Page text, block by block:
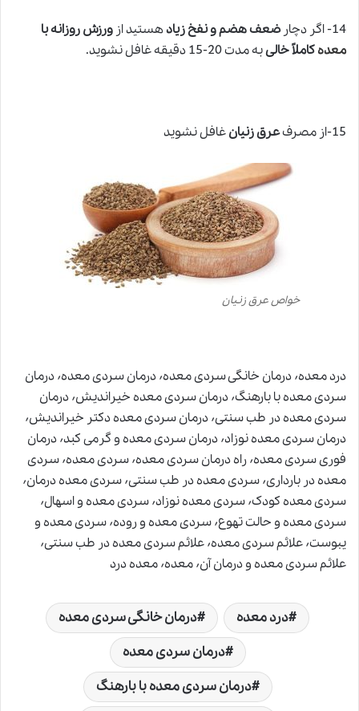
14- اگر دچار ضعف هضم و نفخ زیادهستید از ورزش روزانه با
معدهکاملاً خالیبه مدت 20-15 دقیقه غافل نشوید.
15-از مصرف عرق زنیانغافل نشوید
خواص عرق زنیان
درد معده٬ درمان خانگی سردی معده٬ درمان سردی معده٬ درمان
سردی معده با بارهنگ٬ درمان سردی معده خیراندیش٬ درمان
سردی معده در طب سنتی٬ درمان سردی معده دکتر خیراندیش٬
درمان سردی معده نوزاد٬ درمان سردی معده و گرمی کبد٬ درمان
فوری سردی معده٬ راه درمان سردی معده٬ سردی معده٬ سردی
معده در بارداری٬ سردی معده در طب سنتی٬ سردی معده درمان٬
سردی معده کودک٬ سردی معده نوزاد٬ سردی معده و اسهال٬
سردی معده و حالت تهوع٬ سردی معده و روده٬ سردی معده و
یبوست٬ علائم سردی معده٬ علائم سردی معده در طب سنتی٬
علائم سردی معده و درمان آن٬ معده٬ معده درد
درد معده
درمان خانگی سردی معده
درمان سردی معده
درمان سردی معده با بارهنگ